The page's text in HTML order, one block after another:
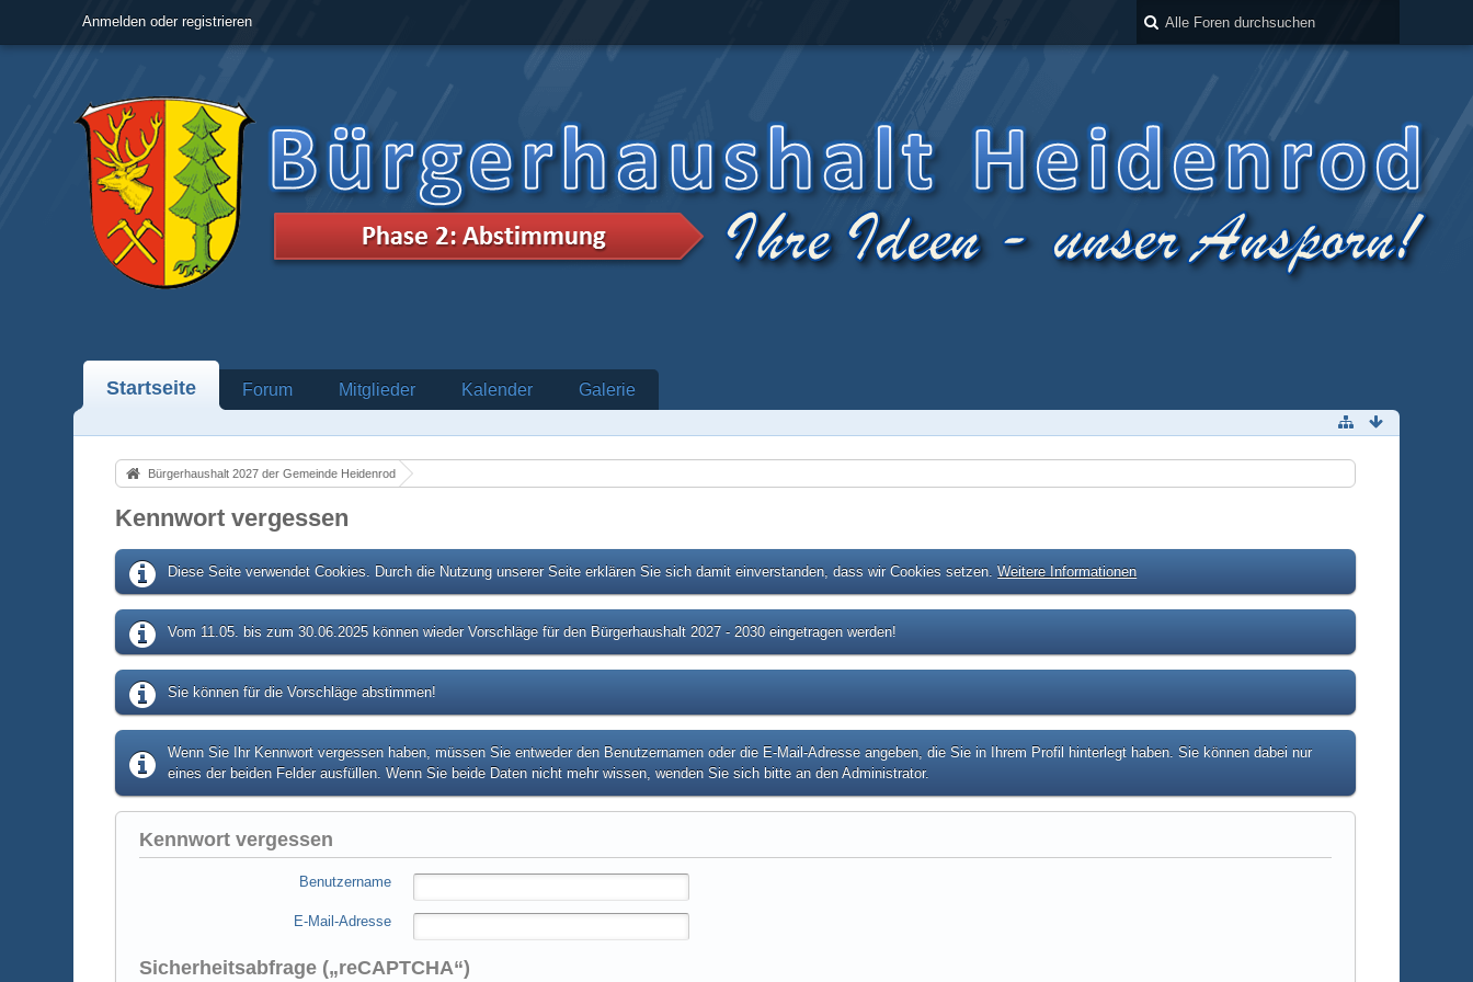
Anmelden oder registrieren
Startseite Forum Mitglieder Kalender Galerie
Bürgerhaushalt 2027 der Gemeinde Heidenrod
Kennwort vergessen
Diese Seite verwendet Cookies. Durch die Nutzung unserer Seite erklären Sie sich damit einverstanden, dass wir Cookies setzen.Weitere Informationen
Vom 11.05. bis zum 30.06.2025 können wieder Vorschläge für den Bürgerhaushalt 2027 - 2030 eingetragen werden!
Sie können für die Vorschläge abstimmen!
Wenn Sie Ihr Kennwort vergessen haben, müssen Sie entweder den Benutzernamen oder die E-Mail-Adresse angeben, die Sie in Ihrem Profil hinterlegt haben. Sie können dabei nur
eines der beiden Felder ausfüllen. Wenn Sie beide Daten nicht mehr wissen, wenden Sie sich bitte an den Administrator.
Kennwort vergessen
Benutzername
E-Mail-Adresse
Sicherheitsabfrage („reCAPTCHA“)